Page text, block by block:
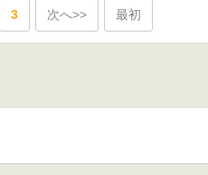
3 次へ>> 最初